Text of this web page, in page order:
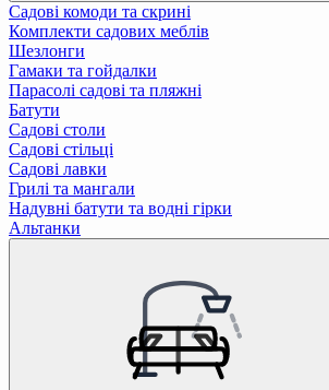
Садові комоди та скрині
Комплекти садових меблів
Шезлонги
Гамаки та гойдалки
Парасолі садові та пляжні
Батути
Садові столи
Садові стільці
Садові лавки
Грилі та мангали
Надувні батути та водні гірки
Альтанки